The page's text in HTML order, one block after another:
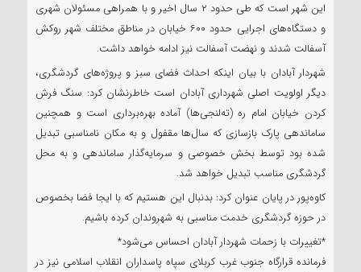
این شهر است که طی حدود ۲ سال اخیر و با همراهی مسئولان شهری
و دستگاه‌های اجرایی حدود ۶۰۰ خیابان در مناطق مختلف شهر روکش
آسفالت شدند و نهضت آسفالت نیز ادامه خواهد داشت.
شهردار آبادان با بیان اینکه احداث فضای سبز و پروژه‌های گردشگری،
دیگر اولویت اصلی شهرداری آبادان است خاطرنشان کرد: سنگ فرش
کردن خیابان امام ره (ته‌لنجی‌ها) آماده بهره‌برداری است و همچنین
ساماندهی پارک بازسازی که سال‌ها مقفول و به مکان نامناسبی تبدیل
شده بود توسط بخش خصوصی و سرمایه‌گذار ساماندهی و به محل
گردشگری مناسب تبدیل خواهد شد.
کاوه‌پور در پایان عنوان کرد: بدنبال این هستیم که با ایجا فضا بخصوص
در حوزه گردشگری خدمت مناسبی به شهروندان کرده باشیم.
*تغییرات با زحمات شهردار آبادان احساس می‌شود*
فرمانده قرارگاه جنوب غرب کربلای سپاه پاسداران انقلاب اسلامی نیز در